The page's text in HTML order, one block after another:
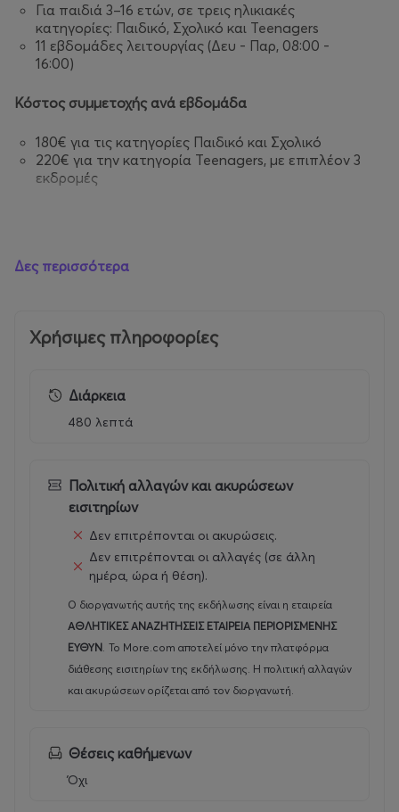
Για παιδιά 3–16 ετών, σε τρεις ηλικιακές
κατηγορίες: Παιδικό, Σχολικό και Teenagers
11 εβδομάδες λειτουργίας (Δευ - Παρ, 08:00 -
16:00)
Κόστος συμμετοχής ανά εβδομάδα
180€ για τις κατηγορίες Παιδικό και Σχολικό
220€ για την κατηγορία Teenagers, με επιπλέον 3
εκδρομές
Γιατί επιλέξετε
σχολικά προγράμματα και παιδικές
δραστηριότητες.
δραστηριότητες
Λειτουργία σε όλη τη διάρκεια των
καλοκαιρινών σχολικών διακοπών
Πλήρης διατροφή με πρωινό, πρόγευμα και
μεσημεριανό
Δωρεάν πρωινή και απογευματινή δημιουργική
φύλαξη για τη διευκόλυνση των εργαζόμενων
Προαιρετική υπηρεσία Door-to-Door
μεταφοράς σε 49 δήμους της Αττικής με
σχολικά λεωφορεία 20 θέσεων
25 χρόνια εμπειρίας στη βιωματική μάθηση, τον
φύση
ΠΡΟΣΦΟΡΑ!
Δες περισσότερα
Χρήσιμες πληροφορίες
Διάρκεια
480 λεπτά
Πολιτική αλλαγών και ακυρώσεων
εισιτηρίων
Δεν επιτρέπονται οι ακυρώσεις.
Δεν επιτρέπονται οι αλλαγές (σε άλλη
ημέρα, ώρα ή θέση).
Ο διοργανωτής αυτής της εκδήλωσης είναι η εταιρεία
ΑΘΛΗΤΙΚΕΣ ΑΝΑΖΗΤΗΣΕΙΣ ΕΤΑΙΡΕΙΑ ΠΕΡΙΟΡΙΣΜΕΝΗΣ
ΕΥΘΥΝ. Το More.com αποτελεί μόνο την πλατφόρμα
διάθεσης εισιτηρίων της εκδήλωσης. Η πολιτική αλλαγών
και ακυρώσεων ορίζεται από τον διοργανωτή.
Θέσεις καθήμενων
Όχι